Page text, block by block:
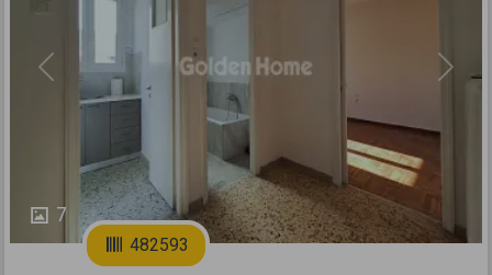
7
Previous Next
482593